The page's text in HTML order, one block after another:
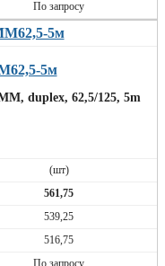
По запросу
5м
duplex, 62,5/125, 5m
(шт)
561,75
539,25
516,75
По запросу